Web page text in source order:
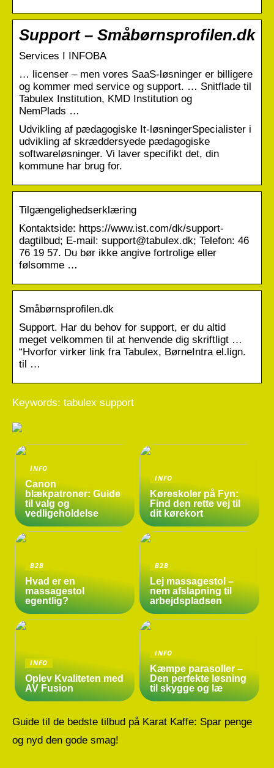
Support – Småbørnsprofilen.dk
Services I INFOBA
… licenser – men vores SaaS-løsninger er billigere
og kommer med service og support. … Snitflade til
Tabulex Institution, KMD Institution og
NemPlads …
Udvikling af pædagogiske It-løsningerSpecialister i
udvikling af skræddersyede pædagogiske
softwareløsninger. Vi laver specifikt det, din
kommune har brug for.
Tilgængelighedserklæring
Kontaktside: https://www.ist.com/dk/support-
dagtilbud; E-mail: support@tabulex.dk; Telefon: 46
76 19 57. Du bør ikke angive fortrolige eller
følsomme …
Småbørnsprofilen.dk
Support. Har du behov for support, er du altid
meget velkommen til at henvende dig skriftligt …
“Hvorfor virker link fra Tabulex, BørneIntra el.lign.
til …
Keywords: tabulex support
INFO
Canon
blækpatroner: Guide
til valg og
vedligeholdelse
INFO
Køreskoler på Fyn:
Find den rette vej til
dit kørekort
B2B
Hvad er en
massagestol
egentlig?
B2B
Lej massagestol –
nem afslapning til
arbejdspladsen
INFO
Oplev Kvaliteten med
AV Fusion
INFO
Kæmpe parasoller –
Den perfekte løsning
til skygge og læ
Guide til de bedste tilbud på Karat Kaffe: Spar penge
og nyd den gode smag!